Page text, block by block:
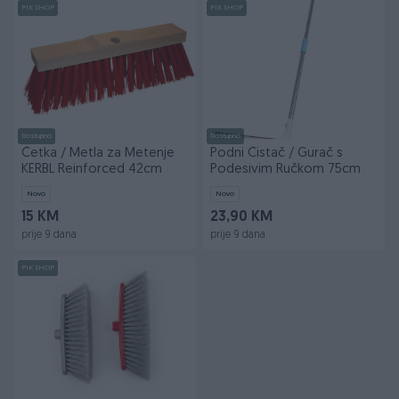
PIK SHOP
Dostupno
Četka / Metla za Metenje
KERBL Reinforced 42cm
Novo
15 KM
prije 9 dana
PIK SHOP
Dostupno
Podni Čistač / Gurač s
Podesivim Ručkom 75cm
Novo
23,90 KM
prije 9 dana
PIK SHOP